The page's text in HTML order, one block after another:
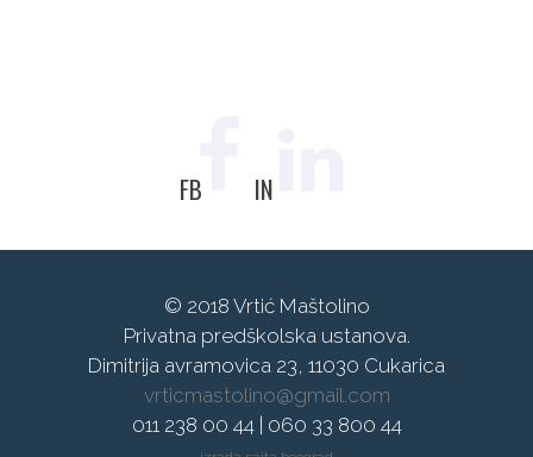
FB IN
© 2018 Vrtić Maštolino
Privatna predškolska ustanova.
Dimitrija avramovica 23, 11030 Cukarica
vrticmastolino@gmail.com
011 238 00 44 | 060 33 800 44